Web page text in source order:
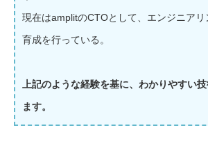
現在はamplitのCTOとして、エンジニアリ
育成を行っている。
上記のような経験を基に、わかりやすい
ます。